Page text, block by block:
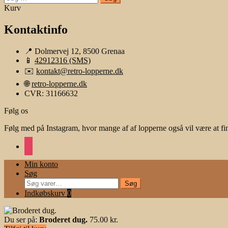
efter:
Kurv
Kontaktinfo
📍 Dolmervej 12, 8500 Grenaa
📱 42912316 (SMS)
✉️ kontakt@retro-lopperne.dk
🌐retro-lopperne.dk
CVR: 31166632
Følg os
Følg med på Instagram, hvor mange af af lopperne også vil være at
Min konto
Søg
Søg
efter:
Søg
Indkøbskurv 0
Du ser på: Broderet dug. 75.00 kr.